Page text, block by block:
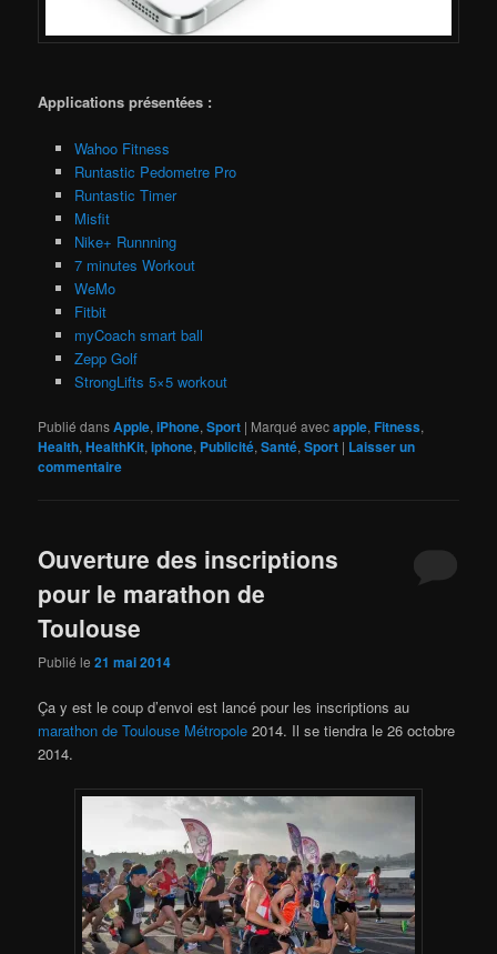
Applications présentées :
Wahoo Fitness
Runtastic Pedometre Pro
Runtastic Timer
Misfit
Nike+ Runnning
7 minutes Workout
WeMo
Fitbit
myCoach smart ball
Zepp Golf
StrongLifts 5×5 workout
Publié dansApple,iPhone,Sport | Marqué avecapple,Fitness,
Health,HealthKit,iphone, Publicité,Santé,Sport | Laisser un
commentaire
Ouverture des inscriptions
pour le marathon de
Toulouse
Publié le21 mai 2014
Ça y est le coup d’envoi est lancé pour les inscriptions au
marathon de Toulouse Métropole 2014. Il se tiendra le 26 octobre
2014.